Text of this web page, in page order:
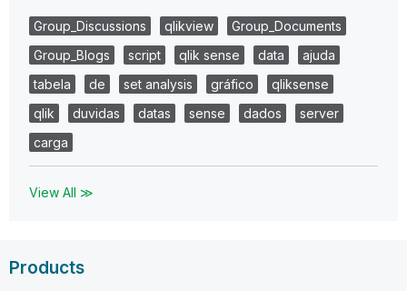
Group_Discussions qlikview
Group_Documents
Group_Blogs
script qlik sense data
ajuda
tabela
de set analysis gráfico
qliksense
qlik
duvidas datas sense dados
server
carga
View All ≫
Products